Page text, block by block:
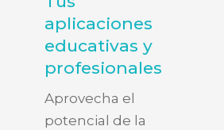
aplicaciones
educativas y
profesionales
Aprovecha el
potencial de la